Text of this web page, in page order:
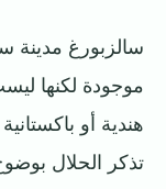
سالزبورغ مدينة
موجودة لكنها
هندية أو
تذكر الحلال